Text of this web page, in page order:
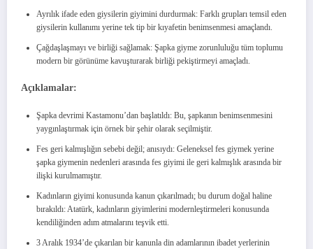
Ayrılık ifade eden giysilerin giyimini durdurmak: Farklı grupları temsil eden
giysilerin kullanımı yerine tek tip bir kıyafetin benimsenmesi amaçlandı.
Çağdaşlaşmayı ve birliği sağlamak: Şapka giyme zorunluluğu tüm toplumu
modern bir görünüme kavuşturarak birliği pekiştirmeyi amaçladı.
Açıklamalar:
Şapka devrimi Kastamonu’dan başlatıldı: Bu, şapkanın benimsenmesini
yaygınlaştırmak için örnek bir şehir olarak seçilmiştir.
Fes geri kalmışlığın sebebi değil; anısıydı: Geleneksel fes giymek yerine
şapka giymenin nedenleri arasında fes giyimi ile geri kalmışlık arasında bir
ilişki kurulmamıştır.
Kadınların giyimi konusunda kanun çıkarılmadı; bu durum doğal haline
bırakıldı: Atatürk, kadınların giyimlerini modernleştirmeleri konusunda
kendiliğinden adım atmalarını teşvik etti.
3 Aralık 1934’de çıkarılan bir kanunla din adamlarının ibadet yerlerinin